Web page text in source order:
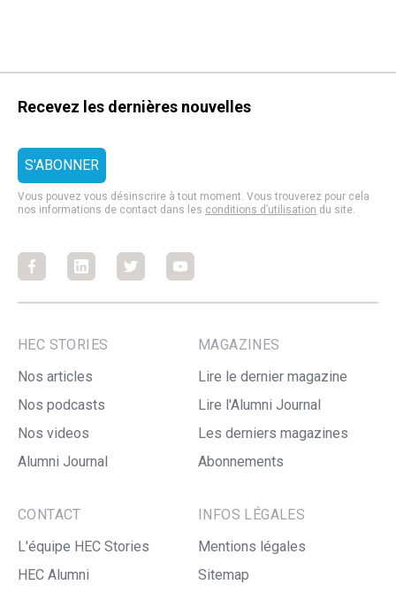
Recevez les dernières nouvelles
Vous pouvez vous désinscrire à tout moment. Vous trouverez pour cela
nos informations de contact dans les conditions d’utilisation du site.
FacebookFacebookFacebookFacebook
HEC STORIES
Nos articles
Nos podcasts
Nos videos
Alumni Journal
MAGAZINES
Lire le dernier magazine
Lire l'Alumni Journal
Les derniers magazines
Abonnements
CONTACT
L'équipe HEC Stories
HEC Alumni
INFOS LÉGALES
Mentions légales
Sitemap